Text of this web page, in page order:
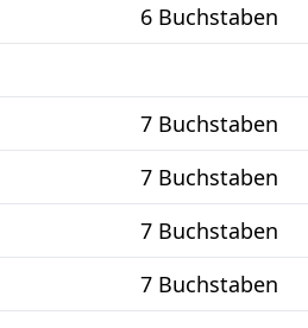
6 Buchstaben
7 Buchstaben
7 Buchstaben
7 Buchstaben
7 Buchstaben